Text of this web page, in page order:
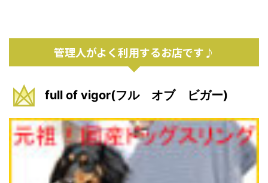
管理人がよく利用するお店です♪
full of vigor(フル オブ ビガー)